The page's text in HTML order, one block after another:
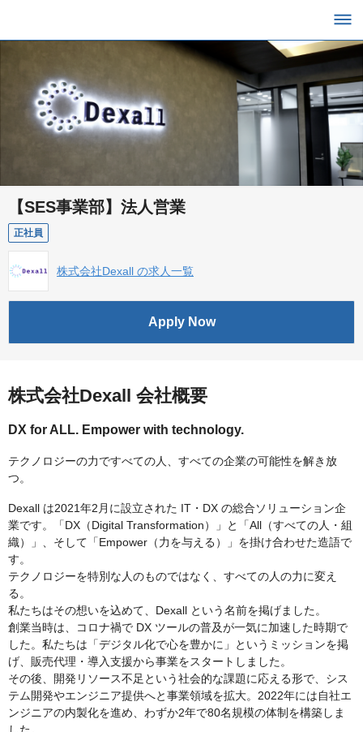
【SES事業部】法人営業
正社員
株式会社Dexall の求人一覧
Apply Now
株式会社Dexall 会社概要
DX for ALL. Empower with technology.
テクノロジーの力ですべての人、すべての企業の可能性を解き放
つ。
Dexall は2021年2月に設立された IT・DX の総合ソリューション企
業です。「DX（Digital Transformation）」と「All（すべての人・組
織）」、そして「Empower（力を与える）」を掛け合わせた造語で
す。
テクノロジーを特別な人のものではなく、すべての人の力に変え
る。
私たちはその想いを込めて、Dexall という名前を掲げました。
創業当時は、コロナ禍で DX ツールの普及が一気に加速した時期で
した。私たちは「デジタル化で心を豊かに」というミッションを掲
げ、販売代理・導入支援から事業をスタートしました。
その後、開発リソース不足という社会的な課題に応える形で、シス
テム開発やエンジニア提供へと事業領域を拡大。2022年には自社エ
ンジニアの内製化を進め、わずか2年で80名規模の体制を構築しま